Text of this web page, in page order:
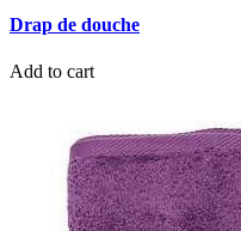
Drap de douche
Add to cart